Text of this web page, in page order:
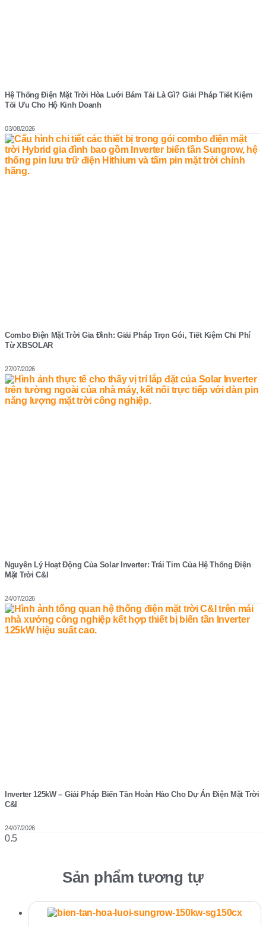
Hệ Thống Điện Mặt Trời Hòa Lưới Bám Tải Là Gì? Giải Pháp Tiết Kiệm
Tối Ưu Cho Hộ Kinh Doanh
03/08/2026
Combo Điện Mặt Trời Gia Đình: Giải Pháp Trọn Gói, Tiết Kiệm Chi Phí
Từ XBSOLAR
27/07/2026
Nguyên Lý Hoạt Động Của Solar Inverter: Trái Tim Của Hệ Thống Điện
Mặt Trời C&I
24/07/2026
Inverter 125kW – Giải Pháp Biến Tần Hoàn Hảo Cho Dự Án Điện Mặt Trời
C&I
24/07/2026
Sản phẩm tương tự